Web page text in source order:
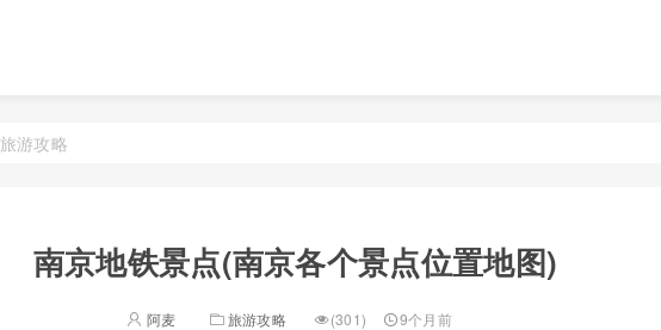
旅游攻略
南京地铁景点(南京各个景点位置地图)
阿麦 旅游攻略 (301) 9个月前